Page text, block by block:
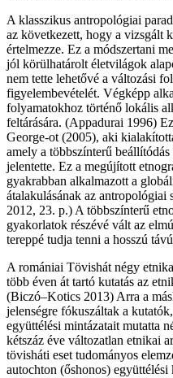
A klasszikus antropológiai
az következett, hogy a vizsgált
értelmezze. Ez a módszertani
jól körülhatárolt életvilágok
nem tette lehetővé a változási
figyelembevételét. Végképp
folyamatokhoz történő lokális
feltárására. (Appadurai 1996)
George-ot (2005), aki
amely a többszínterű
jelentette. Ez a megújított
gyakrabban alkalmazott a
átalakulásának az antropológiai
2012, 23. p.) A többszínterű
gyakorlatok részévé vált az
tereppé tudja tenni a hosszú
A romániai Tövishát négy
több éven át tartó kutatás az
(Biczó–Kotics 2013) Arra a
jelenségre fókuszáltak a
együttélési mintázatait mutatta
kétszáz éve változatlan etnikai
tövisháti eset tudományos
autochton (őshonos)